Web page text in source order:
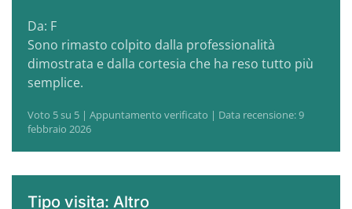
Da: F
Sono rimasto colpito dalla professionalità
dimostrata e dalla cortesia che ha reso tutto più
semplice.
Voto 5 su 5 | Appuntamento verificato | Data recensione: 9
febbraio 2026
Tipo visita: Altro